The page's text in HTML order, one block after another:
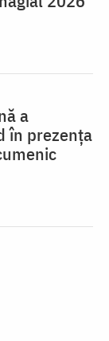
a
în prezența